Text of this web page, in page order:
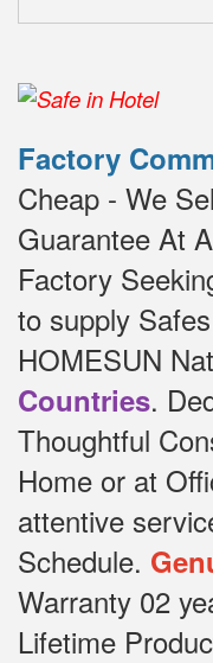
Factory
Cheap - We
Guarantee At
Factory
to supply
HOMESUN
Countries.
Thoughtful
Home or at
attentive
Schedule.
Warranty 02
Lifetime